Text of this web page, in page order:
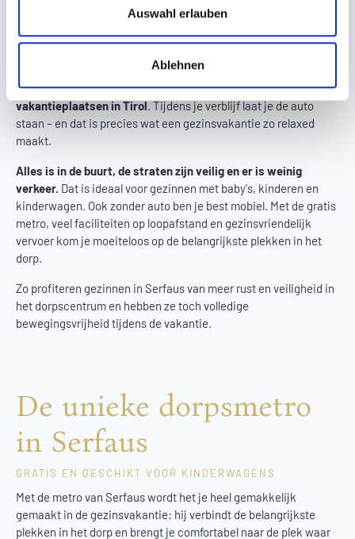
Auswahl erlauben
Ablehnen
Mobiliteit in Serfaus
GEZINSVAKANTIE IN EEN VERKEERSLUW DORP
Serfaus is een van de bekendsteverkeersluwe
vakantieplaatsen in Tirol. Tijdens je verblijf laat je de auto
staan – en dat is precies wat een gezinsvakantie zo relaxed
maakt.
Alles is in de buurt, de straten zijn veilig en er is weinig
verkeer. Dat is ideaal voor gezinnen met baby's, kinderen en
kinderwagen. Ook zonder auto ben je best mobiel. Met de gratis
metro, veel faciliteiten op loopafstand en gezinsvriendelijk
vervoer kom je moeiteloos op de belangrijkste plekken in het
dorp.
Zo profiteren gezinnen in Serfaus van meer rust en veiligheid in
het dorpscentrum en hebben ze toch volledige
bewegingsvrijheid tijdens de vakantie.
De unieke dorpsmetro
in Serfaus
GRATIS EN GESCHIKT VOOR KINDERWAGENS
Met de metro van Serfaus wordt het je heel gemakkelijk
gemaakt in de gezinsvakantie: hij verbindt de belangrijkste
plekken in het dorp en brengt je comfortabel naar de plek waar